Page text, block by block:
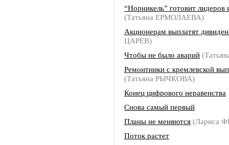
“Норникель” готовит лидеров
(Татьяна ЕРМОЛАЕВА)
Акционерам выплатят
ЦАРЕВ)
Чтобы не было аварий
Ремонтники с кремлевской
(Татьяна РЫЧКОВА)
Конец цифрового неравенства
Снова самый первый
Планы не меняются (Лариса
Поток растет